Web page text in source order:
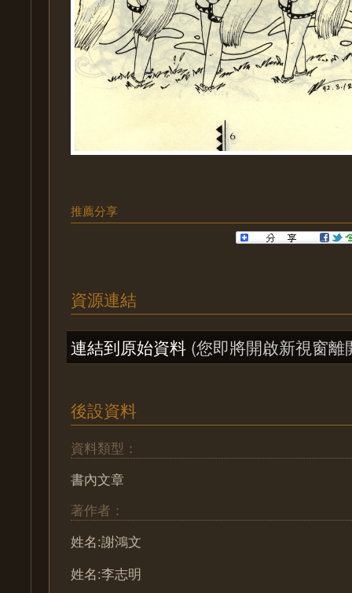
推薦分享
資源連結
連結到原始資料 (您即將開啟新視窗離
後設資料
資料類型：
書內文章
著作者：
姓名:謝鴻文
姓名:李志明